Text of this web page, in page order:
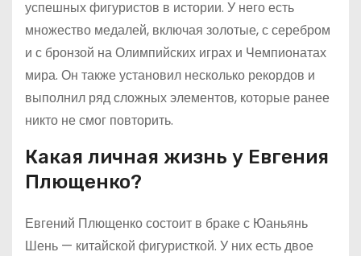
успешных фигуристов в истории. У него есть
множество медалей, включая золотые, с серебром
и с бронзой на Олимпийских играх и Чемпионатах
мира. Он также установил несколько рекордов и
выполнил ряд сложных элементов, которые ранее
никто не смог повторить.
Какая личная жизнь у Евгения
Плющенко?
Евгений Плющенко состоит в браке с Юаньянь
Шень — китайской фигуристкой. У них есть двое